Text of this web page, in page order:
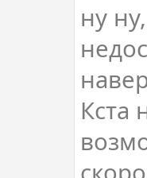
ну
Кста